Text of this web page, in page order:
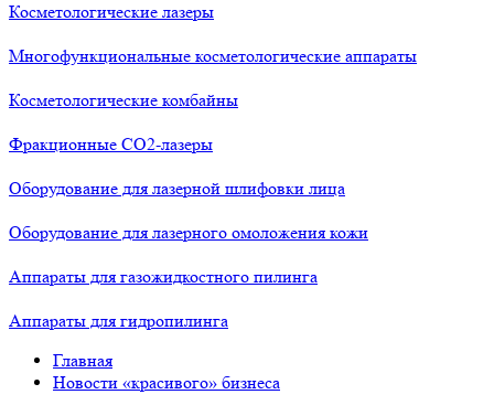
Косметологические лазеры
Многофункциональные косметологические аппараты
Косметологические комбайны
Фракционные СО2-лазеры
Оборудование для лазерной шлифовки лица
Оборудование для лазерного омоложения кожи
Аппараты для газожидкостного пилинга
Аппараты для гидропилинга
Главная
Новости «красивого» бизнеса